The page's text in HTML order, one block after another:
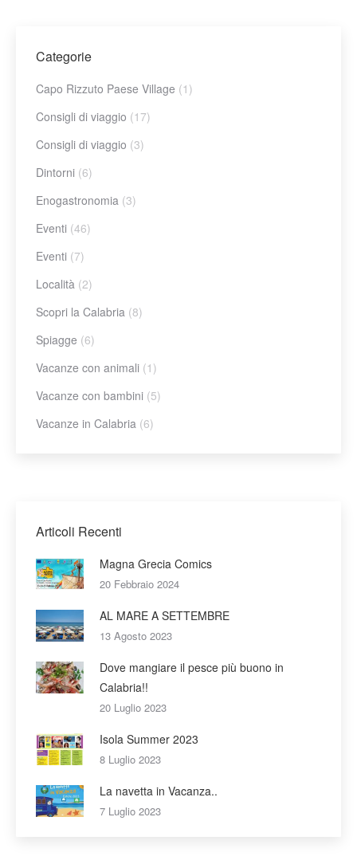
Categorie
Capo Rizzuto Paese Village (1)
Consigli di viaggio (17)
Consigli di viaggio (3)
Dintorni (6)
Enogastronomia (3)
Eventi (46)
Eventi (7)
Località (2)
Scopri la Calabria (8)
Spiagge (6)
Vacanze con animali (1)
Vacanze con bambini (5)
Vacanze in Calabria (6)
Articoli Recenti
Magna Grecia Comics
20 Febbraio 2024
AL MARE A SETTEMBRE
13 Agosto 2023
Dove mangiare il pesce più buono in
Calabria!!
20 Luglio 2023
Isola Summer 2023
8 Luglio 2023
La navetta in Vacanza..
7 Luglio 2023